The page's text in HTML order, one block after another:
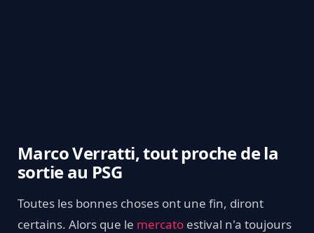
Marco Verratti, tout proche de la
sortie au PSG
Toutes les bonnes choses ont une fin, diront
certains. Alors que le mercato estival n'a toujours